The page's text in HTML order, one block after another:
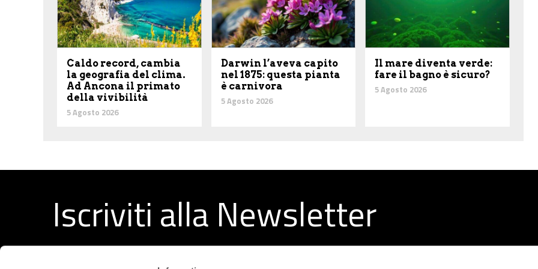
Caldo record, cambia
la geografia del clima.
Ad Ancona il primato
della vivibilità
5 Agosto 2026
Darwin l’aveva capito
nel 1875: questa pianta
è carnivora
5 Agosto 2026
Il mare diventa verde:
fare il bagno è sicuro?
5 Agosto 2026
Iscriviti alla Newsletter